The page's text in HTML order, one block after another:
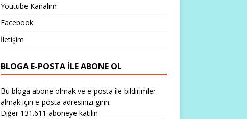
Youtube Kanalım
Facebook
İletişim
BLOGA E-POSTA ILE ABONE OL
Bu bloga abone olmak ve e-posta ile bildirimler
almak için e-posta adresinizi girin.
Diğer 131.611 aboneye katılın